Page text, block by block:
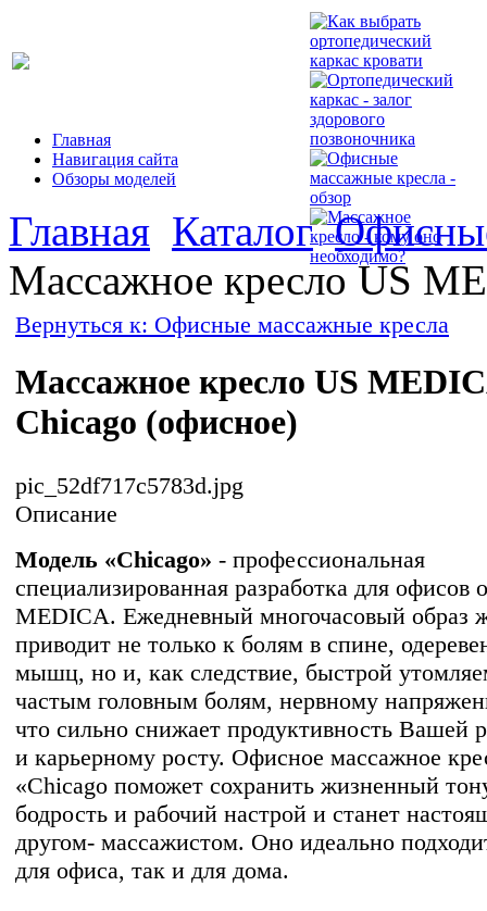
Главная
Навигация сайта
Обзоры моделей
Главная Каталог
Массажное кресло US
Вернуться к: Офисные массажные кресла
Массажное кресло US
Chicago (офисное)
pic_52df717c5783d.jpg
Описание
Модель «Chicago» - профессиональная
специализированная разработка для офисов
MEDICA. Ежедневный многочасовый образ
приводит не только к болям в спине,
мышц, но и, как следствие, быстрой
частым головным болям, нервному
что сильно снижает продуктивность Вашей
и карьерному росту. Офисное массажное
«Chicago поможет сохранить жизненный
бодрость и рабочий настрой и станет
другом- массажистом. Оно идеально
для офиса, так и для дома.